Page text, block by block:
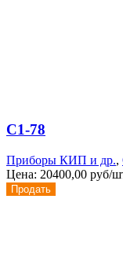
С1-78
Приборы КИП и др.,
Цена: 20400,00 руб/
Продать